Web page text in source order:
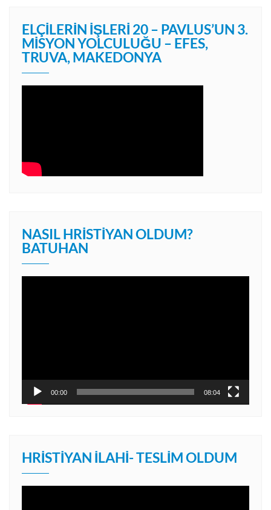
ELÇILERIN İŞLERI 20 – PAVLUS’UN 3.
MISYON YOLCULUĞU – EFES,
TRUVA, MAKEDONYA
NASIL HRISTIYAN OLDUM?
BATUHAN
00:00 08:04
HRISTIYAN İLAHI- TESLIM OLDUM